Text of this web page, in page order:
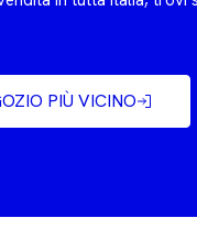
PIÙ VICINO